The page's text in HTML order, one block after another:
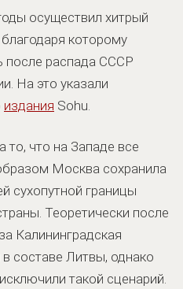
осуществил хитрый
которому
после распада СССР
На это указали
издания Sohu.
то, что на Западе все
Москва сохранила
сухопутной границы
Теоретически после
Калининградская
составе Литвы, однако
такой сценарий.